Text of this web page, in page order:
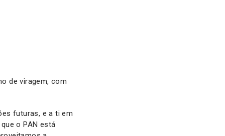
de viragem, com
futuras, e a ti em
o PAN está